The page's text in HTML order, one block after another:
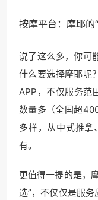
按摩平台：摩耶的
说了这么多，你可
什么要选择摩耶呢
APP，不仅服务范
数量多（全国超
多样，从中式推拿
有。
更值得一提的是，
选”，不仅仅是服